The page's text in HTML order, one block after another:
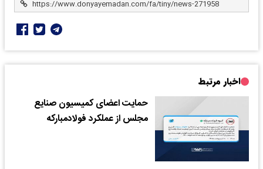
اخبار مرتبط
حمایت اعضای کمیسیون صنایع
مجلس از عملکرد فولادمبارکه